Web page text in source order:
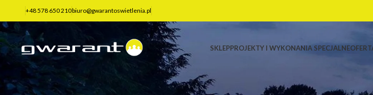
+48 578 650 210biuro@gwarantoswietlenia.pl
SKLEPPROJEKTY I WYKONANIA SPECJALNE